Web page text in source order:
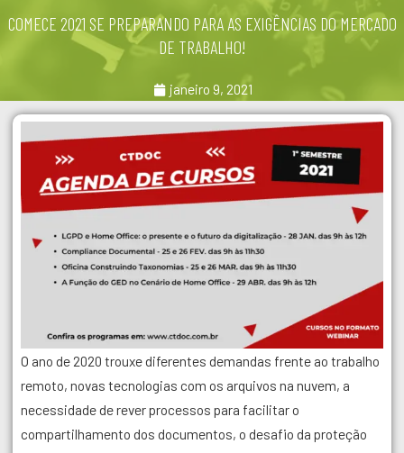
COMECE 2021 SE PREPARANDO PARA AS EXIGÊNCIAS DO MERCADO
DE TRABALHO!
janeiro 9, 2021
O ano de 2020 trouxe diferentes demandas frente ao trabalho
remoto, novas tecnologias com os arquivos na nuvem, a
necessidade de rever processos para facilitar o
compartilhamento dos documentos, o desafio da proteção